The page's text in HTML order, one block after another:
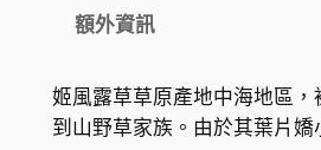
o
d
額外資訊
姬風露草草原產地中海地區，
到山野草家族。由於其葉片嬌